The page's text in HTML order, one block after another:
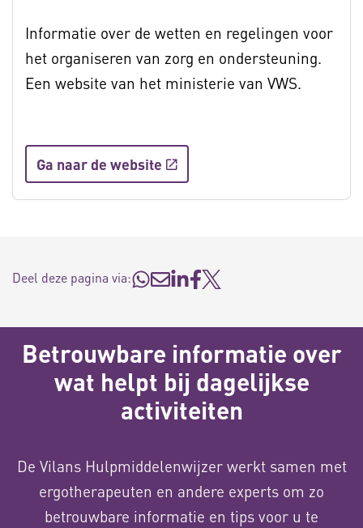
Informatie over de wetten en regelingen voor
het organiseren van zorg en ondersteuning.
Een website van het ministerie van VWS.
Ga naar de website
Deel deze pagina via:
Betrouwbare informatie over
wat helpt bij dagelijkse
activiteiten
De Vilans Hulpmiddelenwijzer werkt samen met
ergotherapeuten en andere experts om zo
betrouwbare informatie en tips voor u te